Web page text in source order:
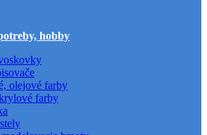
hobby
olejové farby
farby